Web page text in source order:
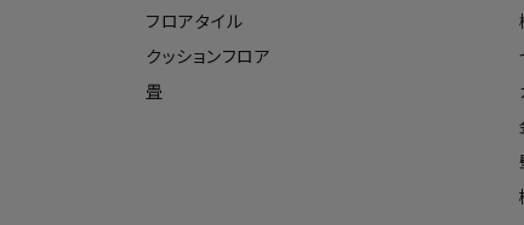
フロアタイル
クッションフロア
畳